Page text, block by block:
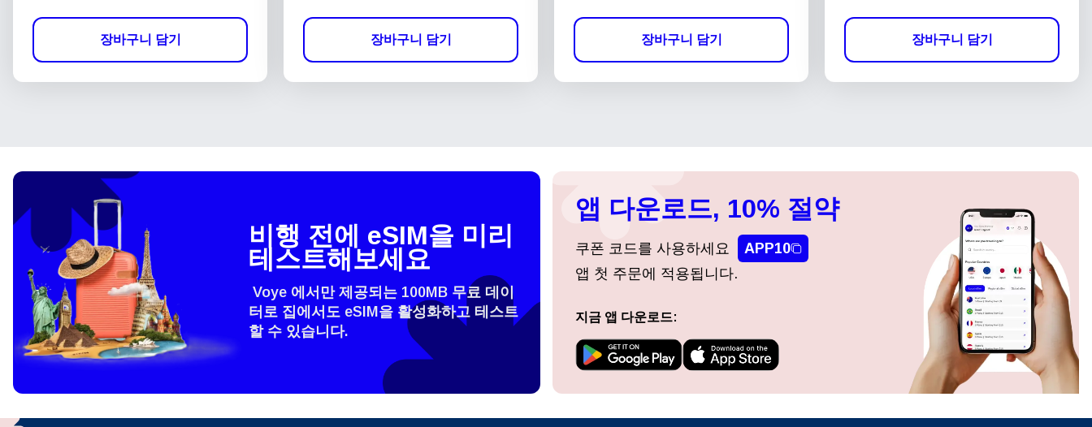
장바구니 담기 장바구니 담기 장바구니 담기 장바구니 담기
How do I get my eSim?
To get your eSIM, start by checking if your device supports eSIM
technology. Then, contact your mobile carrier to request an eSIM activation.
or enter in your device settings. Once activated, you can enjoy the benefits
비행 전에 eSIM을 미리
테스트해보세요
Voye 에서만 제공되는 100MB 무료 데이
터로 집에서도 eSIM을 활성화하고 테스트
할 수 있습니다.
앱 다운로드, 10% 절약
쿠폰 코드를 사용하세요
APP10
앱 첫 주문에 적용됩니다.
지금 앱 다운로드:
언어 선택: 로그인 또는 회원가입
계정을 계속 이용하거나 몇 초 만에 새로 만드세요.